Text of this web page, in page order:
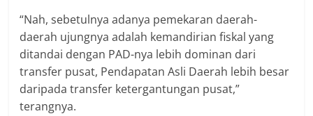
“Nah, sebetulnya adanya pemekaran daerah-
daerah ujungnya adalah kemandirian fiskal yang
ditandai dengan PAD-nya lebih dominan dari
transfer pusat, Pendapatan Asli Daerah lebih besar
daripada transfer ketergantungan pusat,”
terangnya.